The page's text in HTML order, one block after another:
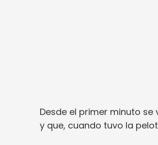
Desde el primer minuto
y que, cuando tuvo la